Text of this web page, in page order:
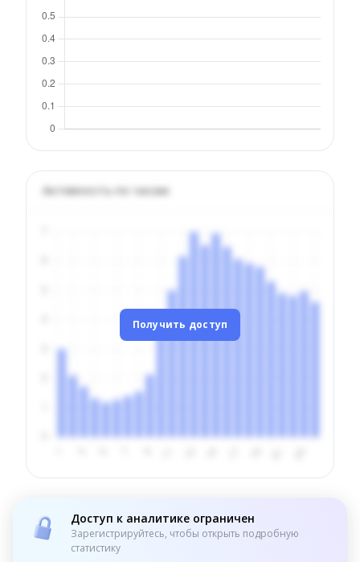
Активность по часам
Получить доступ
Доступ к аналитике ограничен
Зарегистрируйтесь, чтобы открыть подробную
статистику